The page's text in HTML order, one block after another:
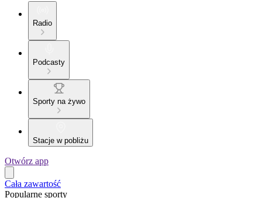
Radio
Podcasty
Sporty na żywo
Stacje w pobliżu
Otwórz app
Cała zawartość
Popularne sporty